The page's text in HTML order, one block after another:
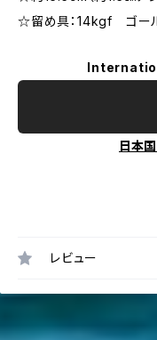
☆留め具：14kgf ゴール
日本
レビュー